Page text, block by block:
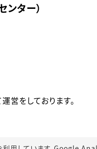
ター）
をしております。